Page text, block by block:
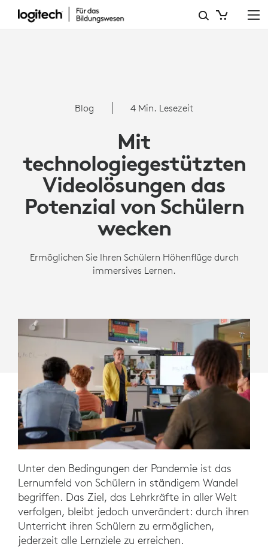
MIT
POTENZIAL
SCHÜLERN
WECKEN
Blog 4 Min. Lesezeit
Mit
technologiegestützten
Videolösungen das
Potenzial von Schülern
wecken
Ermöglichen Sie Ihren Schülern Höhenflüge durch
immersives Lernen.
Unter den Bedingungen der Pandemie ist das
Lernumfeld von Schülern in ständigem Wandel
begriffen. Das Ziel, das Lehrkräfte in aller Welt
verfolgen, bleibt jedoch unverändert: durch ihren
Unterricht ihren Schülern zu ermöglichen,
jederzeit alle Lernziele zu erreichen.